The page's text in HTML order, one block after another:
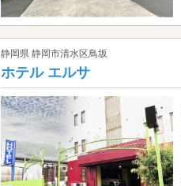
静岡県 静岡市清水区鳥坂
ホテル エルサ